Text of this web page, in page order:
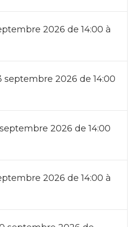
2026 de 14:00 à
septembre 2026 de 14:00
2026 de 14:00
2026 de 14:00 à